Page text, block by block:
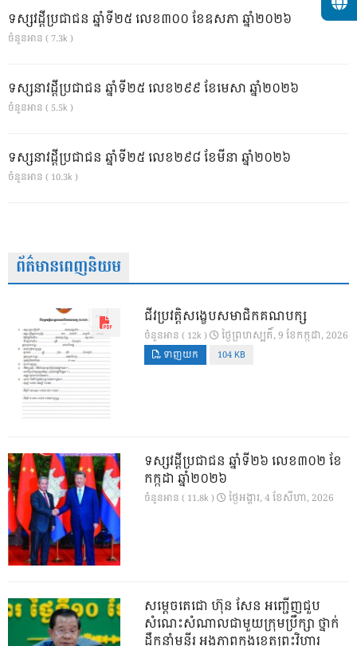
ទស្សវដ្តីប្រជាជន ឆ្នាំទី២៥ លេខ៣០០ ខែឧសភា ឆ្នាំ២០២៦
ចំនួនអាន ( 7.3k )
ទស្សនាវដ្ដីប្រជាជន ឆ្នាំទី២៥ លេខ២៩៩ ខែមេសា ឆ្នាំ២០២៦
ចំនួនអាន ( 5.5k )
ទស្សនាវដ្ដីប្រជាជន ឆ្នាំទី២៥ លេខ២៩៨ ខែមីនា ឆ្នាំ២០២៦
ចំនួនអាន ( 10.3k )
ព័ត៌មានពេញនិយម
ជីវប្រវត្តិសង្ខេបសមាជិកគណបក្ស
ចំនួនអាន ( 12k ) ថ្ងៃ​ព្រហស្បតិ៍, 9 ខែ​កក្កដា, 2026
ទាញយក 104 KB
ទស្សវដ្តីប្រជាជន ឆ្នាំទី២៦ លេខ៣០២ ខែ
កក្កដា ឆ្នាំ២០២៦
ចំនួនអាន ( 11.8k ) ថ្ងៃ​អង្គារ, 4 ខែ​សីហា, 2026
សម្តេចតេជោ ហ៊ុន សែន អញ្ជើញជួប
សំណេះសំណាលជាមួយក្រុមប្រឹក្សា ថ្នាក់